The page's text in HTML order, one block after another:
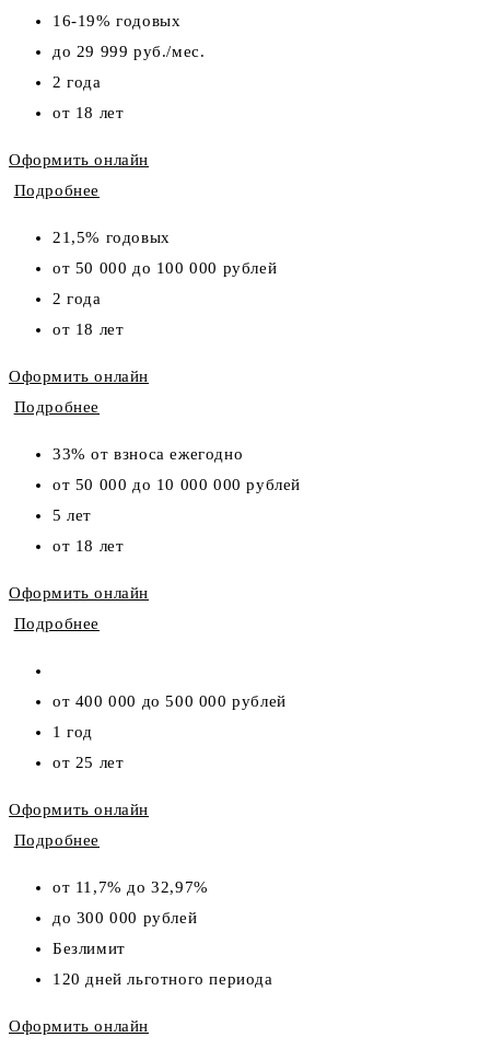
16-19% годовых
до 29 999 руб./мес.
2 года
от 18 лет
Оформить онлайн
Подробнее
21,5% годовых
от 50 000 до 100 000 рублей
2 года
от 18 лет
Оформить онлайн
Подробнее
33% от взноса ежегодно
от 50 000 до 10 000 000 рублей
5 лет
от 18 лет
Оформить онлайн
Подробнее
от 400 000 до 500 000 рублей
1 год
от 25 лет
Оформить онлайн
Подробнее
от 11,7% до 32,97%
до 300 000 рублей
Безлимит
120 дней льготного периода
Оформить онлайн